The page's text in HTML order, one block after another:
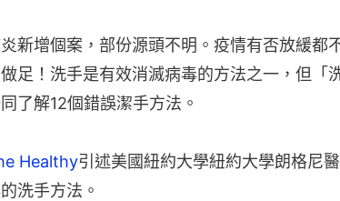
新增個案，部份源頭不明。疫情有否放緩都
足！洗手是有效消滅病毒的方法之一，但「
了解12個錯誤潔手方法。
Healthy引述美國紐約大學紐約大學朗格尼
洗手方法。